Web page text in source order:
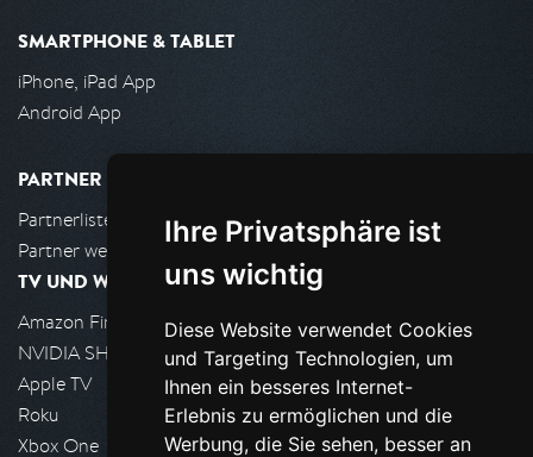
Ihre Privatsphäre ist
uns wichtig
Diese Website verwendet Cookies
und Targeting Technologien, um
Ihnen ein besseres Internet-
Erlebnis zu ermöglichen und die
Werbung, die Sie sehen, besser an
SMARTPHONE & TABLET
iPhone, iPad App
Android App
PARTNER
Partnerliste
Partner werden
TV UND WOHNZIMMER
Amazon FireTV
NVIDIA SHIELD, Google TV
Apple TV
Roku
Xbox One